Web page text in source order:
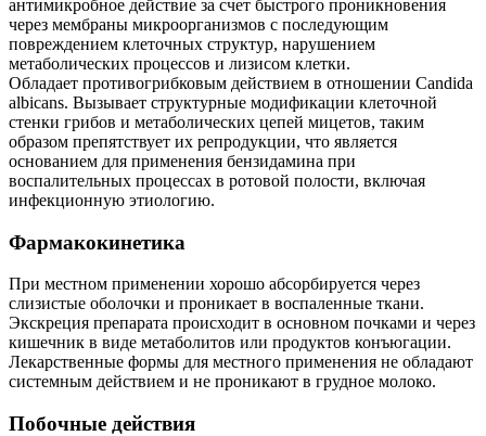
антимикробное действие за счет быстрого проникновения
через мембраны микроорганизмов с последующим
повреждением клеточных структур, нарушением
метаболических процессов и лизисом клетки.
Обладает противогрибковым действием в отношении Candida
albicans. Вызывает структурные модификации клеточной
стенки грибов и метаболических цепей мицетов, таким
образом препятствует их репродукции, что является
основанием для применения бензидамина при
воспалительных процессах в ротовой полости, включая
инфекционную этиологию.
Фармакокинетика
При местном применении хорошо абсорбируется через
слизистые оболочки и проникает в воспаленные ткани.
Экскреция препарата происходит в основном почками и через
кишечник в виде метаболитов или продуктов конъюгации.
Лекарственные формы для местного применения не обладают
системным действием и не проникают в грудное молоко.
Побочные действия